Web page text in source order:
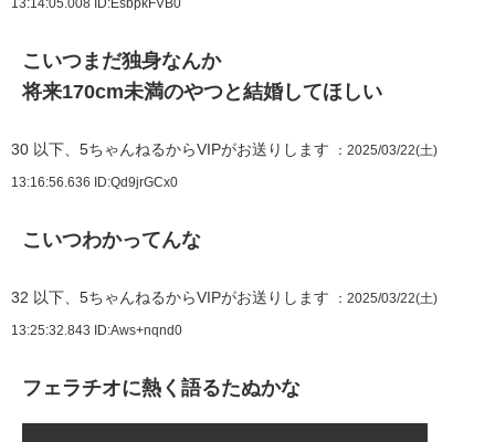
13:14:05.008 ID:EsbpkFVB0
こいつまだ独身なんか
将来170cm未満のやつと結婚してほしい
30 以下、5ちゃんねるからVIPがお送りします ：2025/03/22(土)
13:16:56.636 ID:Qd9jrGCx0
こいつわかってんな
32 以下、5ちゃんねるからVIPがお送りします ：2025/03/22(土)
13:25:32.843 ID:Aws+nqnd0
フェラチオに熱く語るたぬかな